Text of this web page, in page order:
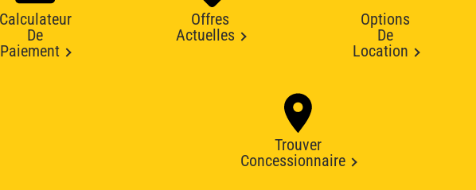
Calculateur
De
Paiement
Offres
Actuelles
Options
De
Location
Trouver
Concessionnaire